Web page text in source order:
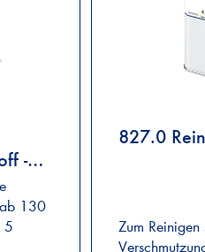
-
ab 130
5
827.0
Zum Reinigen